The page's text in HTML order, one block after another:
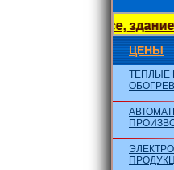
шоссе, здание
ЦЕНЫ
ТЕПЛЫЕ